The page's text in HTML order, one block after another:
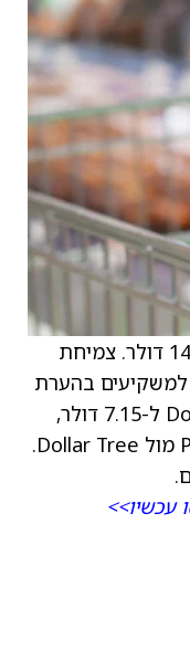
) ל'קנייה' מ'צבירה', עם מחיר יעד של 140 דולר. צמיחת
למשקיעים בהערת
מחקר. גורדון האסקט העלתה את תחזית הרווח למניה לשנת הכספים 2026 של Dollar General ל-7.15 דולר,
ורואה פוטנציאל להמשך עליות. היא העלתה את הדירוג למניה וממליצה על עסקת Pair Trade מול Dollar Tree.
עכשיו>>